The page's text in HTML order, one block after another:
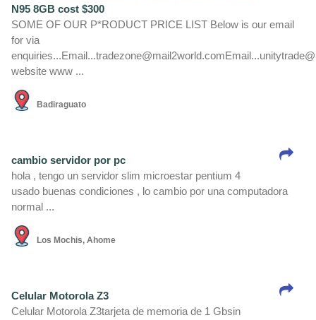
N95 8GB cost $300
SOME OF OUR P*RODUCT PRICE LIST Below is our email
for via
website www ...
Badiraguato
cambio servidor por pc
hola , tengo un servidor slim microestar pentium 4
usado buenas condiciones , lo cambio por una computadora
normal ...
Los Mochis, Ahome
Celular Motorola Z3
Celular Motorola Z3tarjeta de memoria de 1 Gbsin